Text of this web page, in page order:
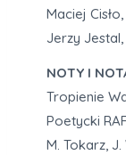
Maciej
Jerzy
NOTY I
Tropienie
Poetycki
M. Tokarz,